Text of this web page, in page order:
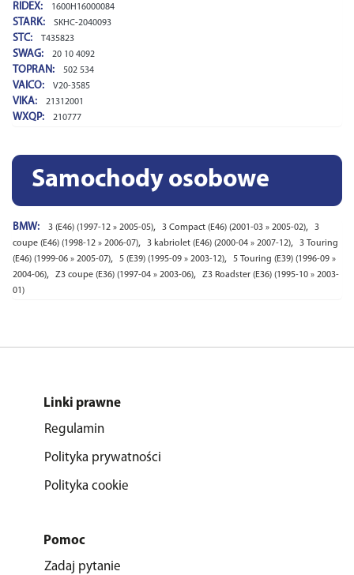
RIDEX: 1600H16000084
STARK: SKHC-2040093
STC: T435823
SWAG: 20 10 4092
TOPRAN: 502 534
VAICO: V20-3585
VIKA: 21312001
WXQP: 210777
Samochody osobowe
BMW: 3 (E46) (1997-12 » 2005-05), 3 Compact (E46) (2001-03 » 2005-02),
3
coupe (E46) (1998-12 » 2006-07), 3 kabriolet (E46) (2000-04 » 2007-12),
3 Touring
(E46) (1999-06 » 2005-07), 5 (E39) (1995-09 » 2003-12),
5 Touring (E39) (1996-09 »
2004-06), Z3 coupe (E36) (1997-04 » 2003-06),
Z3 Roadster (E36) (1995-10 » 2003-
01)
Linki prawne
Regulamin
Polityka prywatności
Polityka cookie
Pomoc
Zadaj pytanie